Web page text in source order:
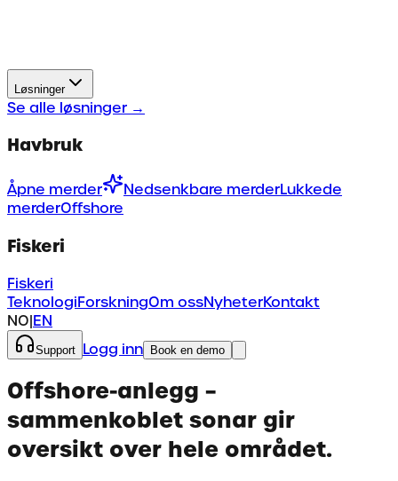
Løsninger
Se alle løsninger →
Havbruk
Åpne merder Nedsenkbare merderLukkede
merderOffshore
Fiskeri
Fiskeri
TeknologiForskningOm ossNyheterKontakt
NO|EN
Support Logg inn Book en demo
Offshore-anlegg –
sammenkoblet sonar gir
oversikt over hele området.